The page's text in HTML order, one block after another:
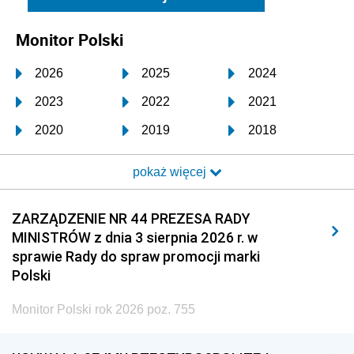
Monitor Polski
2026 2025 2024
2023 2022 2021
2020 2019 2018
2017 2016 2015
2014 2013 2012
2011 2010 2009
2008 2007 2006
2005
pokaż więcej
ZARZĄDZENIE NR 44 PREZESA RADY
MINISTRÓW z dnia 3 sierpnia 2026 r. w
sprawie Rady do spraw promocji marki
Polski
Monitor Polski rok 2026 poz. 755